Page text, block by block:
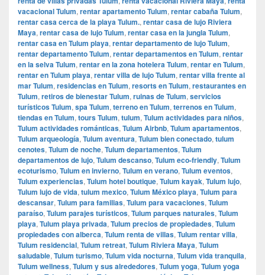
vacacional Tulum, rentar apartamento Tulum, rentar cabaña Tulum,
rentar casa cerca de la playa Tulum., rentar casa de lujo Riviera
Maya, rentar casa de lujo Tulum, rentar casa en la jungla Tulum,
rentar casa en Tulum playa, rentar departamento de lujo Tulum,
rentar departamento Tulum, rentar departamentos en Tulum, rentar
en la selva Tulum, rentar en la zona hotelera Tulum, rentar en Tulum,
rentar en Tulum playa, rentar villa de lujo Tulum, rentar villa frente al
mar Tulum, residencias en Tulum, resorts en Tulum, restaurantes en
Tulum, retiros de bienestar Tulum, ruinas de Tulum, servicios
turísticos Tulum, spa Tulum, terreno en Tulum, terrenos en Tulum,
tiendas en Tulum, tours Tulum, tulum, Tulum actividades para niños,
Tulum actividades románticas, Tulum Airbnb, Tulum apartamentos,
Tulum arqueología, Tulum aventura, Tulum bien conectado, tulum
cenotes, Tulum de noche, Tulum departamentos, Tulum
departamentos de lujo, Tulum descanso, Tulum eco-friendly, Tulum
ecoturismo, Tulum en invierno, Tulum en verano, Tulum eventos,
Tulum experiencias, Tulum hotel boutique, Tulum kayak, Tulum lujo,
Tulum lujo de vida, tulum mexico, Tulum México playa, Tulum para
descansar, Tulum para familias, Tulum para vacaciones, Tulum
paraíso, Tulum parajes turísticos, Tulum parques naturales, Tulum
playa, Tulum playa privada, Tulum precios de propiedades, Tulum
propiedades con alberca, Tulum renta de villas, Tulum rentar villa,
Tulum residencial, Tulum retreat, Tulum Riviera Maya, Tulum
saludable, Tulum turismo, Tulum vida nocturna, Tulum vida tranquila,
Tulum wellness, Tulum y sus alrededores, Tulum yoga, Tulum yoga